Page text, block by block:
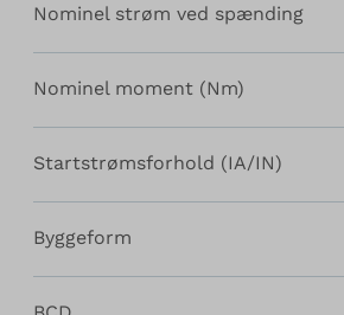
Nominel strøm ved spænding
Nominel moment (Nm)
Startstrømsforhold (IA/IN)
Byggeform